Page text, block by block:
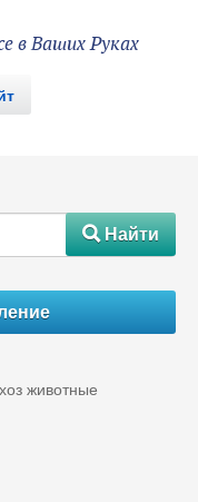
в Ваших Руках
#Найти
животные